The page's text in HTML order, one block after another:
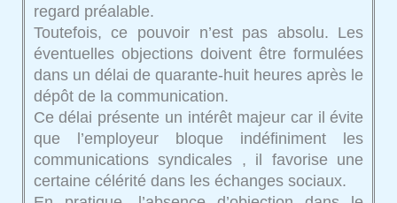
regard préalable.
Toutefois, ce pouvoir n’est pas absolu. Les
éventuelles objections doivent être formulées
dans un délai de quarante-huit heures après le
dépôt de la communication.
Ce délai présente un intérêt majeur car il évite
que l’employeur bloque indéfiniment les
communications syndicales , il favorise une
certaine célérité dans les échanges sociaux.